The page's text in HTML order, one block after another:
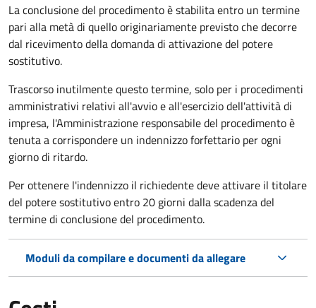
La conclusione del procedimento è stabilita entro un termine
pari alla metà di quello originariamente previsto che decorre
dal ricevimento della domanda di attivazione del potere
sostitutivo.
Trascorso inutilmente questo termine, solo per i procedimenti
amministrativi relativi all'avvio e all'esercizio dell'attività di
impresa, l'Amministrazione responsabile del procedimento è
tenuta a corrispondere un indennizzo forfettario per ogni
giorno di ritardo.
Per ottenere l'indennizzo il richiedente deve attivare il titolare
del potere sostitutivo entro 20 giorni dalla scadenza del
termine di conclusione del procedimento.
Moduli da compilare e documenti da allegare